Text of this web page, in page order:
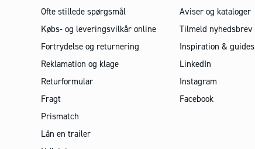
Ofte stillede spørgsmål
Købs- og leveringsvilkår online
Fortrydelse og returnering
Reklamation og klage
Returformular
Fragt
Prismatch
Lån en trailer
Aviser og kataloger
Tilmeld nyhedsbrev
Inspiration & guides
LinkedIn
Instagram
Facebook